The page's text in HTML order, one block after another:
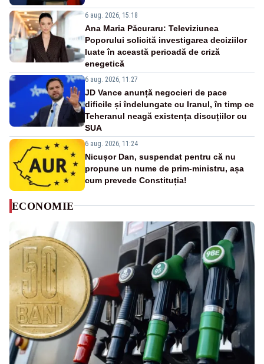
6 aug. 2026, 15:18
Ana Maria Păcuraru: Televiziunea
Poporului solicită investigarea deciziilor
luate în această perioadă de criză
enegetică
6 aug. 2026, 11:27
JD Vance anunță negocieri de pace
dificile și îndelungate cu Iranul, în timp ce
Teheranul neagă existența discuțiilor cu
SUA
6 aug. 2026, 11:24
Nicușor Dan, suspendat pentru că nu
propune un nume de prim-ministru, așa
cum prevede Constituția!
ECONOMIE